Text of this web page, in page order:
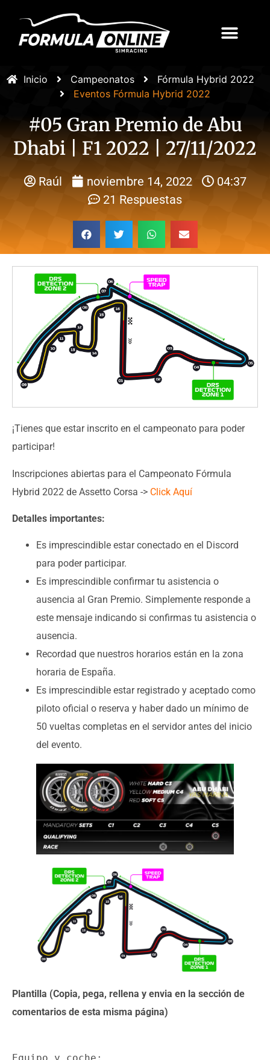
Inicio Campeonatos
Fórmula Hybrid 2022
Eventos Fórmula Hybrid 2022
#05 Gran Premio de Abu
Dhabi | F1 2022 | 27/11/2022
Raúl noviembre 14, 2022
04:37
21 Respuestas
¡Tienes que estar inscrito en el campeonato para poder
participar!
Inscripciones abiertas para el Campeonato Fórmula
Hybrid 2022 de Assetto Corsa -> Click Aquí
Detalles importantes:
Es imprescindible estar conectado en el Discord
para poder participar.
Es imprescindible confirmar tu asistencia o
ausencia al Gran Premio. Simplemente responde a
este mensaje indicando si confirmas tu asistencia o
ausencia.
Recordad que nuestros horarios están en la zona
horaria de España.
Es imprescindible estar registrado y aceptado como
piloto oficial o reserva y haber dado un mínimo de
50 vueltas completas en el servidor antes del inicio
del evento.
Plantilla (Copia, pega, rellena y envia en la sección de
comentarios de esta misma página)